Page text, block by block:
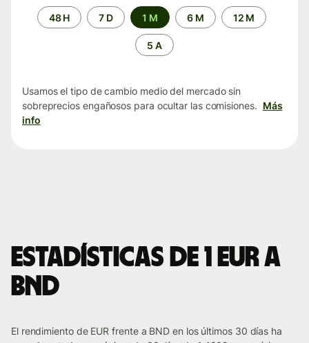
Periodo48 H 7 D 1 M 6 M 12 M
5 A
Usamos el tipo de cambio medio del mercado sin
sobreprecios engañosos para ocultar las comisiones. Más
info
Estadísticas de 1 EUR a
BND
El rendimiento de EUR frente a BND en los últimos 30 días ha